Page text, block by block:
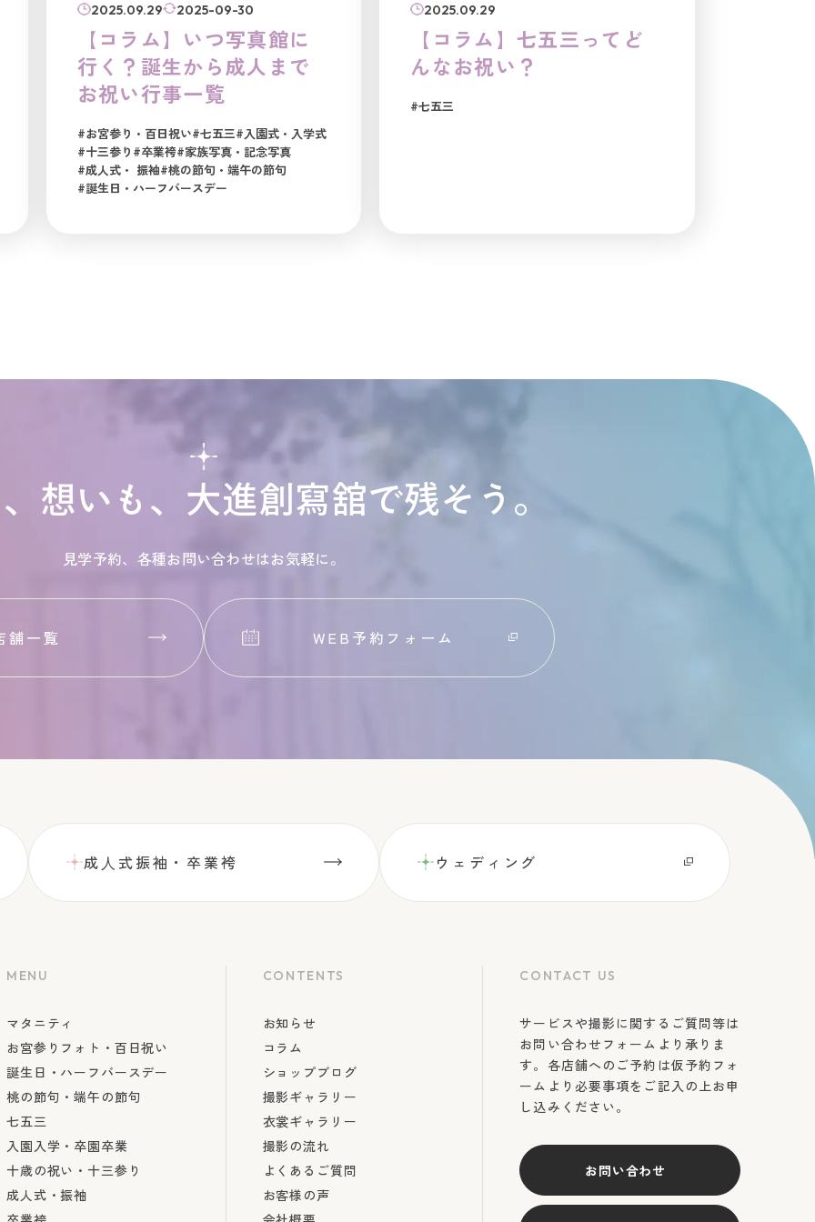
2025.09.29 2025-09-30
【コラム】いつ写真館に
行く？誕生から成人まで
お祝い行事一覧
#お宮参り・百日祝い#七五三#入園式・入学式
#十三参り #卒業袴#家族写真・記念写真
#成人式・ 振袖#桃の節句・端午の節句
#誕生日・ハーフバースデー
2025.09.29
【コラム】七五三ってど
んなお祝い？
#七五三
想いも、 大進創寫舘で残そう。
見学予約、各種お問い合わせはお気軽に。
舗一覧 WEB予約フォーム
成⼈式振袖・卒業袴 ウェディング
MENU
マタニティ
お宮参りフォト・百日祝い
誕生日・ハーフバースデー
桃の節句・端午の節句
七五三
入園入学・卒園卒業
十歳の祝い・十三参り
成人式・振袖
CONTENTS
お知らせ
コラム
ショップブログ
撮影ギャラリー
衣裳ギャラリー
撮影の流れ
よくあるご質問
お客様の声
CONTACT US
サービスや撮影に関するご質問等は
お問い合わせフォームより承りま
す。各店舗へのご予約は仮予約フォ
ームより必要事項をご記入の上お申
し込みください。
お問い合わせ